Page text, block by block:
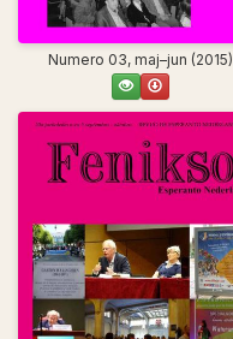
Numero 03, maj–jun (2015)